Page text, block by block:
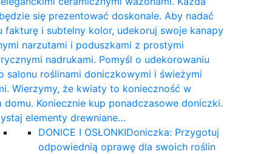
się prezentować doskonale. Aby nadać
fakturę i subtelny kolor, udekoruj swoje kanapy
narzutami i poduszkami z prostymi
nadrukami. Pomyśl o udekorowaniu
salonu roślinami doniczkowymi i świeżymi
Wierzymy, że kwiaty to konieczność w
domu. Koniecznie kup ponadczasowe doniczki.
elementy drewniane…
DONICE I OSŁONKIDoniczka: Przygotuj
odpowiednią oprawę dla swoich roślin